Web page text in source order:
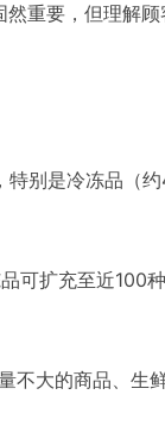
重要，但理解
别是冷冻品（
扩充至近100
大的商品、生